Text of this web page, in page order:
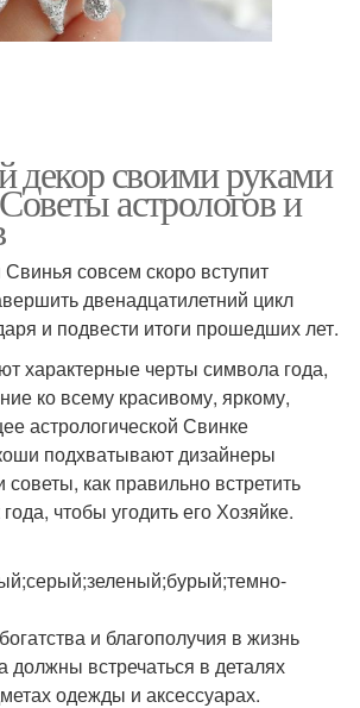
декор своими руками
астрологов и
совсем скоро вступит
двенадцатилетний цикл
и подвести итоги прошедших лет.
характерные черты символа года,
ко всему красивому, яркому,
астрологической Свинке
подхватывают дизайнеры
как правильно встретить
чтобы угодить его Хозяйке.
и благополучия в жизнь
должны встречаться в деталях
одежды и аксессуарах.